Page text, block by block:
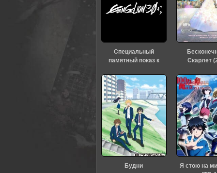
Специальный
памятный показ к
«Евангелиона» (2026)
Скарлет
Будни
Я стою на